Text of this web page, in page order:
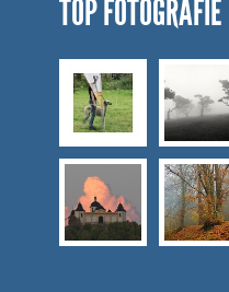
TOP FOTOGRAFIE